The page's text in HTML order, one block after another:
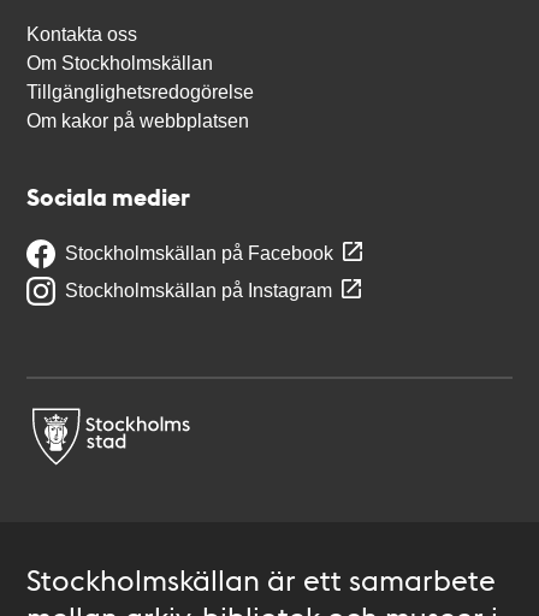
Kontakta oss
Om Stockholmskällan
Tillgänglighetsredogörelse
Om kakor på webbplatsen
Sociala medier
Stockholmskällan på Facebook
Stockholmskällan på Instagram
Stockholmskällan är ett samarbete